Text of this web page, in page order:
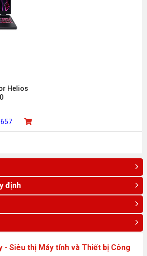
Helios
i7-
/
định
- Siêu thị Máy tính và Thiết bị Công